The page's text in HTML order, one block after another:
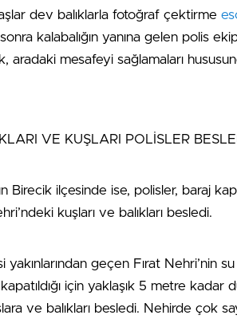
dev balıklarla fotoğraf çektirme
kalabalığın yanına gelen polis
aradaki mesafeyi sağlamaları
VE KUŞLARI POLİSLER
Birecik ilçesinde ise, polisler, baraj
kuşları ve balıkları besledi.
yakınlarından geçen Fırat Nehri’nin
kapatıldığı için yaklaşık 5 metre
ve balıkları besledi. Nehirde çok